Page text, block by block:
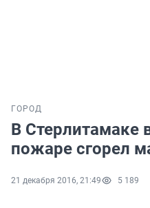
ГОРОД
В Стерлитамаке
пожаре сгорел
21 декабря 2016, 21:49 5 189